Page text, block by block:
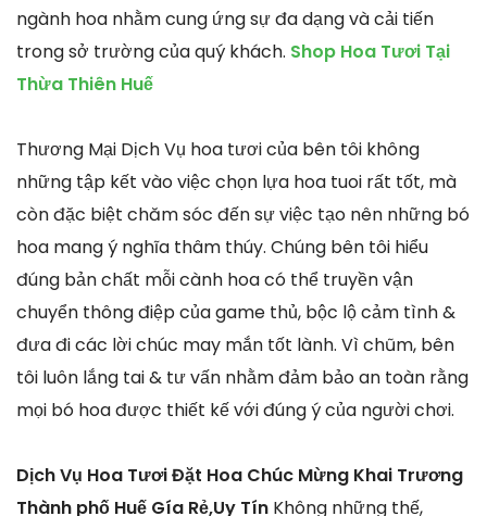
ngành hoa nhằm cung ứng sự đa dạng và cải tiến
trong sở trường của quý khách. Shop Hoa Tươi Tại
Thừa Thiên Huế
Thương Mại Dịch Vụ hoa tươi của bên tôi không
những tập kết vào việc chọn lựa hoa tuoi rất tốt, mà
còn đặc biệt chăm sóc đến sự việc tạo nên những bó
hoa mang ý nghĩa thâm thúy. Chúng bên tôi hiểu
đúng bản chất mỗi cành hoa có thể truyền vận
chuyển thông điệp của game thủ, bộc lộ cảm tình &
đưa đi các lời chúc may mắn tốt lành. Vì chũm, bên
tôi luôn lắng tai & tư vấn nhằm đảm bảo an toàn rằng
mọi bó hoa được thiết kế với đúng ý của người chơi.
Dịch Vụ Hoa Tươi Đặt Hoa Chúc Mừng Khai Trương
Thành phố Huế Gía Rẻ,Uy Tín Không những thế,